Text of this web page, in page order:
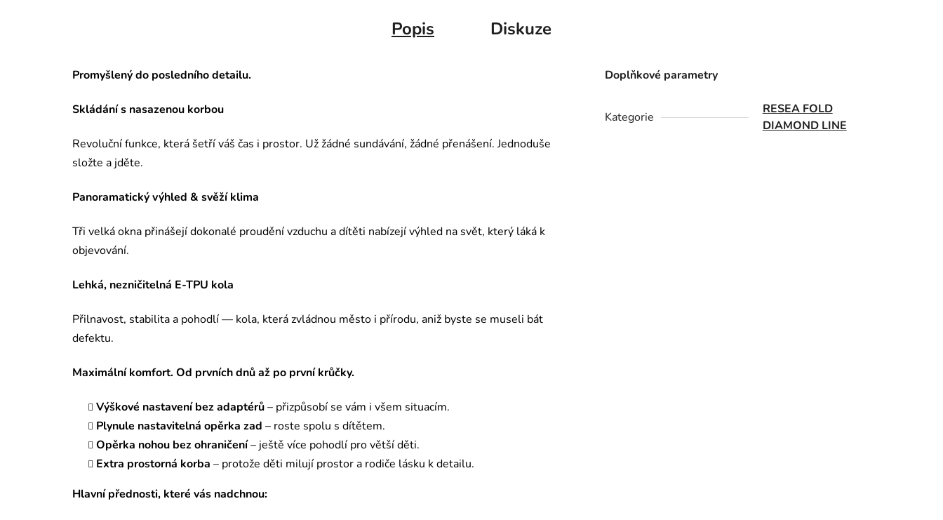
Popis Diskuze
Promyšlený do posledního detailu.
Skládání s nasazenou korbou
Revoluční funkce, která šetří váš čas i prostor. Už žádné sundávání, žádné přenášení. Jednoduše
složte a jděte.
Panoramatický výhled & svěží klima
Tři velká okna přinášejí dokonalé proudění vzduchu a dítěti nabízejí výhled na svět, který láká k
objevování.
Lehká, nezničitelná E-TPU kola
Přilnavost, stabilita a pohodlí — kola, která zvládnou město i přírodu, aniž byste se museli bát
defektu.
Maximální komfort. Od prvních dnů až po první krůčky.
Výškové nastavení bez adaptérů– přizpůsobí se vám i všem situacím.
Plynule nastavitelná opěrka zad – roste spolu s dítětem.
Opěrka nohou bez ohraničení– ještě více pohodlí pro větší děti.
Extra prostorná korba – protože děti milují prostor a rodiče lásku k detailu.
Hlavní přednosti, které vás nadchnou:
Doplňkové parametry
Kategorie
RESEA FOLD
DIAMOND LINE